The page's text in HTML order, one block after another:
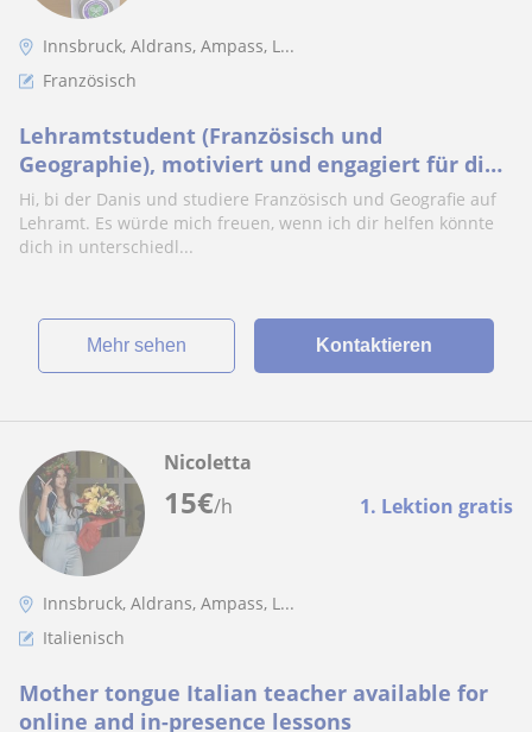
Innsbruck, Aldrans, Ampass, L...
Französisch
Lehramtstudent (Französisch und
Geographie), motiviert und engagiert für die
SuS
Hi, bi der Danis und studiere Französisch und Geografie auf
Lehramt. Es würde mich freuen, wenn ich dir helfen könnte
dich in unterschiedl...
Mehr sehen Kontaktieren
15€/h 1. Lektion gratis
Nicoletta
Innsbruck, Aldrans, Ampass, L...
Italienisch
Mother tongue Italian teacher available for
online and in-presence lessons